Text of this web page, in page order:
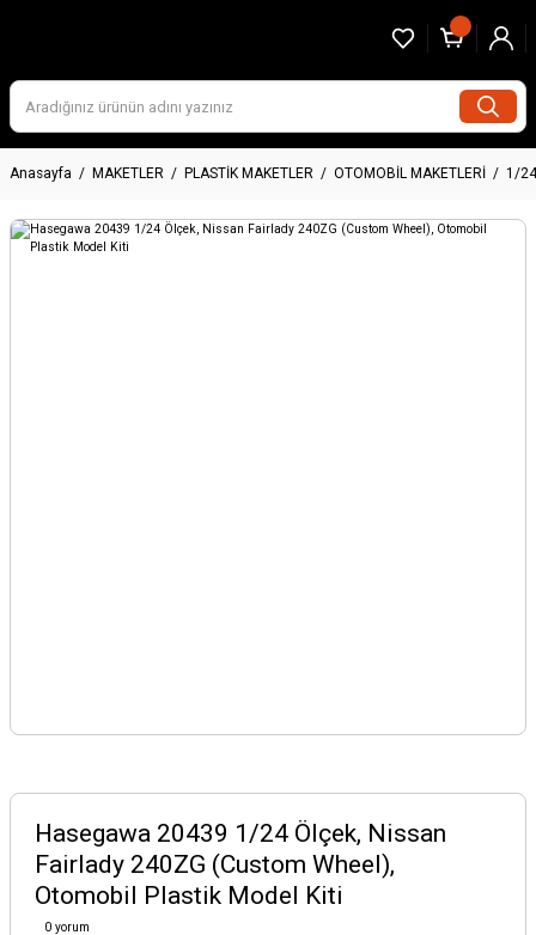
Anasayfa MAKETLER PLASTİK MAKETLER OTOMOBİL MAKETLERİ 1/
Hasegawa 20439 1/24 Ölçek, Nissan
Fairlady 240ZG (Custom Wheel),
Otomobil Plastik Model Kiti
0 yorum